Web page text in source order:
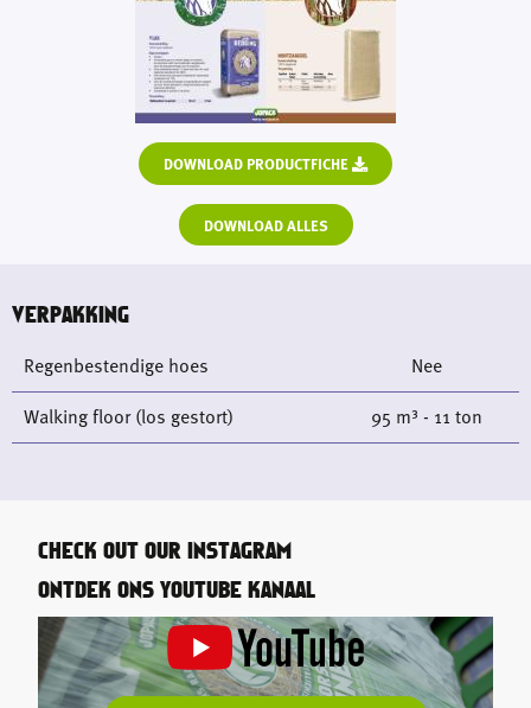
DOWNLOAD PRODUCTFICHE
DOWNLOAD ALLES
VERPAKKING
Regenbestendige hoes
Nee
Walking floor (los gestort)
95 m³ - 11 ton
CHECK OUT OUR INSTAGRAM
ONTDEK ONS YOUTUBE KANAAL